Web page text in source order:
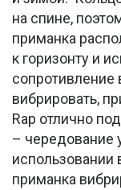
на спине,
приманка
к горизонту и
сопротивление
вибрировать,
Rap отлично
– чередование
использовании
приманка